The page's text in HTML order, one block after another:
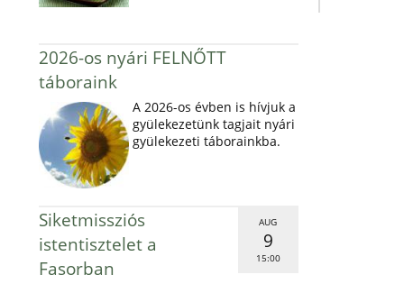
2026-os nyári FELNŐTT
táboraink
A 2026-os évben is hívjuk a
gyülekezetünk tagjait nyári
gyülekezeti táborainkba.
AUG
9
15:00
Siketmissziós
istentisztelet a
Fasorban